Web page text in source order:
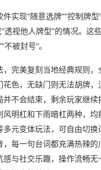
现“随意选牌”“控制牌型
透视他人牌型”的情况。这
被封号”。
完美复刻当地经典规则
色，无缺门则无法胡牌
不会结束，剩余玩家继
明杠和下雨暗杠两种，
元变体玩法，可自由切
每一句台词都充满热辣
与社交乐趣，操作流畅无